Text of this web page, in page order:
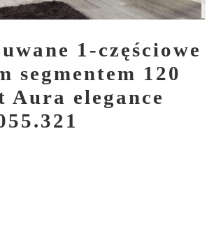
1-częściowe
segmentem 120
Aura elegance